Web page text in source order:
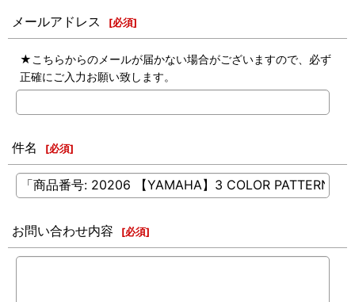
メールアドレス [必須]
★こちらからのメールが届かない場合がございますので、必ず
正確にご入力お願い致します。
件名 [必須]
お問い合わせ内容 [必須]